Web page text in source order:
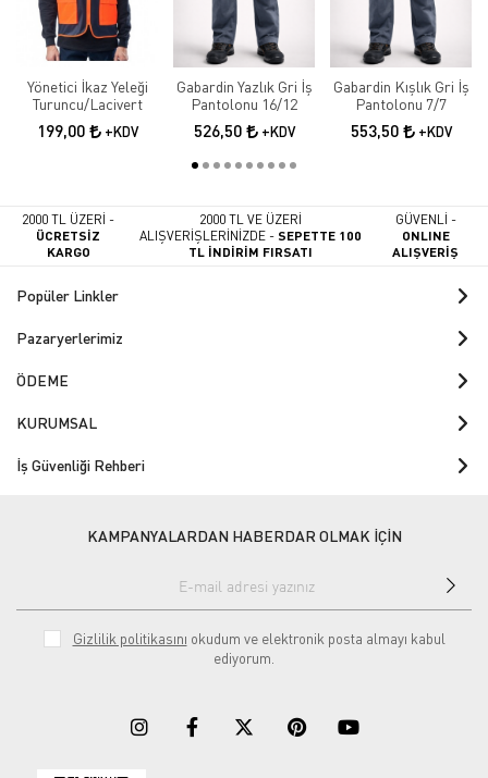
Yönetici İkaz Yeleği
Turuncu/Lacivert
199,00 +KDV
Gabardin Yazlık Gri İş
Pantolonu 16/12
526,50 +KDV
Gabardin Kışlık Gri İş
Pantolonu 7/7
553,50 +KDV
2000 TL ÜZERİ -
ÜCRETSİZ
KARGO
2000 TL VE ÜZERİ
ALIŞVERİŞLERİNİZDE -SEPETTE 100
TL İNDİRİM FIRSATI
GÜVENLİ -
ONLINE
ALIŞVERİŞ
Popüler Linkler
Pazaryerlerimiz
ÖDEME
KURUMSAL
İş Güvenliği Rehberi
KAMPANYALARDAN HABERDAR OLMAK İÇİN
Gizlilik politikasını okudum ve elektronik posta almayı kabul
ediyorum.